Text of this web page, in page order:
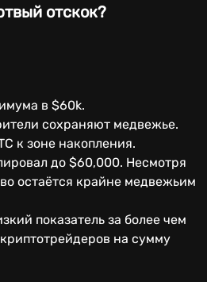
отскок?
в $60k.
сохраняют медвежье.
к зоне накопления.
до $60,000. Несмотря
остаётся крайне медвежьим
показатель за более чем
на сумму